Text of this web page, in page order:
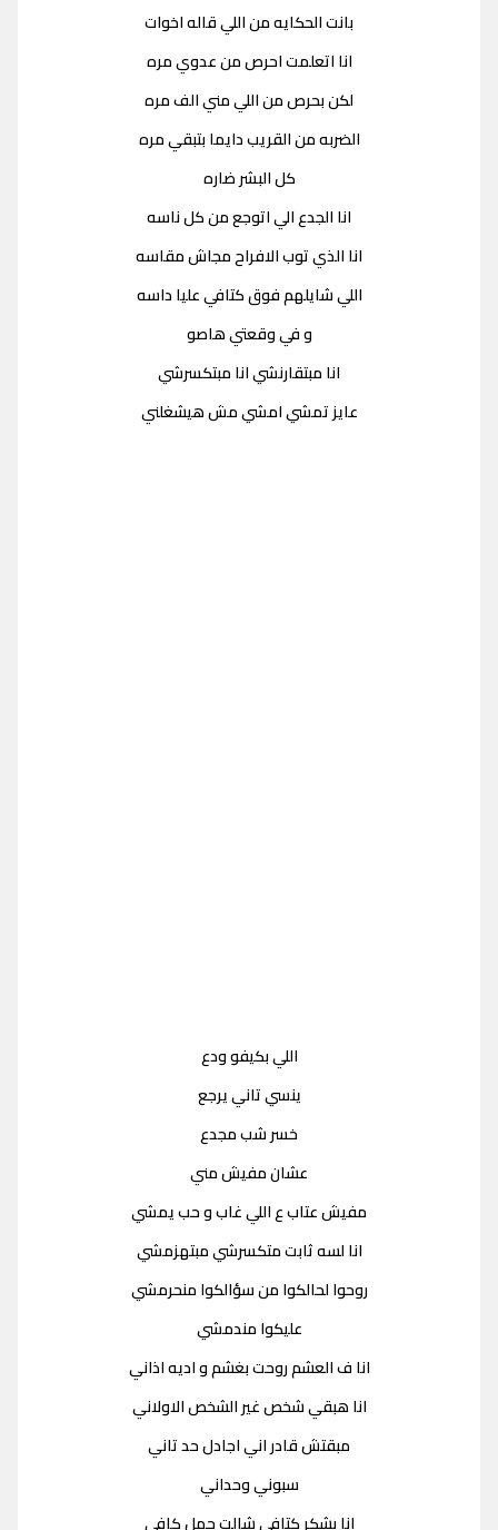
بانت الحكايه من اللي قاله اخوات
انا اتعلمت احرص من عدوي مره
لكن بحرص من اللي مني الف مره
الضربه من القريب دايما بتبقي مره
كل البشر ضاره
انا الجدع الي اتوجع من كل ناسه
انا الذي توب الافراح مجاش مقاسه
اللي شايلهم فوق كتافي عليا داسه
و في وقعتي هاصو
انا مبتقارنشي انا مبتكسرشي
عايز تمشي امشي مش هيشغلني
اللي بكيفو ودع
ينسي تاني يرجع
خسر شب مجدع
عشان مفيش مني
مفيش عتاب ع اللي غاب و حب يمشي
انا لسه ثابت متكسرشي مبتهزمشي
روحوا لحالكوا من سؤالكوا منحرمشي
عليكوا مندمشي
انا ف العشم روحت بغشم و اديه اذاني
انا هبقي شخص غير الشخص الاولاني
مبقتش قادر اني اجادل حد تاني
سبوني وحداني
انا بشكر كتافي شالت حمل كافي